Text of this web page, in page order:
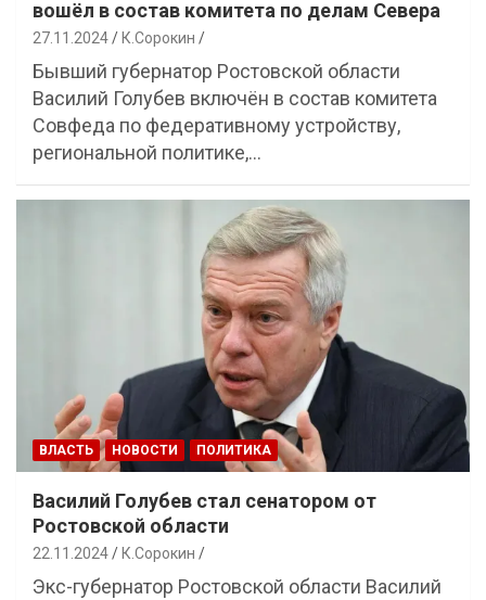
вошёл в состав комитета по делам Севера
27.11.2024 К.Сорокин
Бывший губернатор Ростовской области
Василий Голубев включён в состав комитета
Совфеда по федеративному устройству,
региональной политике,…
ВЛАСТЬ НОВОСТИ ПОЛИТИКА
Василий Голубев стал сенатором от
Ростовской области
22.11.2024 К.Сорокин
Экс-губернатор Ростовской области Василий